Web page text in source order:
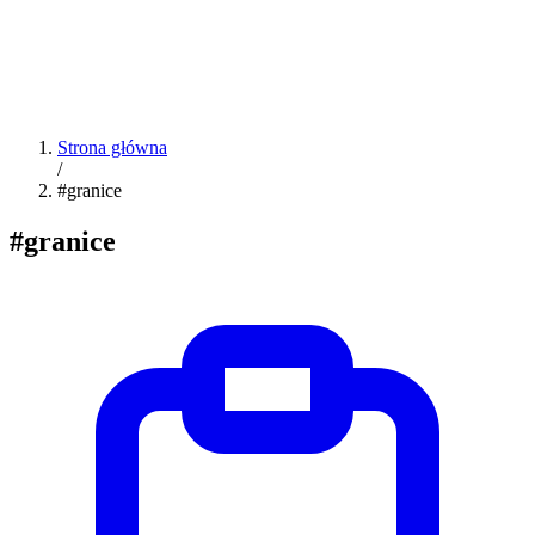
Strona główna
/
#granice
#granice